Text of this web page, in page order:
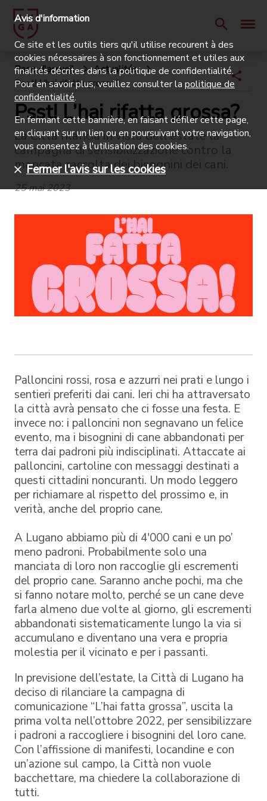
Page d'accueil
Actualités
Psst! L’hai rifatta grossa?
Psst! L’hai rifatta grossa?
La Città rilancia in vista dell'estate la
campagna di sensibilizzazione contro la
mancata raccolta dei bisognini dei cani.
25 mai 2023
Palloncini rossi, rosa e azzurri nei prati e lungo i
sentieri preferiti dai cani. Ieri chi ha attraversato
la città avrà pensato che ci fosse una festa. E
invece no: i palloncini non segnavano un felice
evento, ma i bisognini di cane abbandonati per
terra dai padroni più indisciplinati. Attaccate ai
palloncini, cartoline con messaggi destinati a
questi cittadini noncuranti. Un modo leggero
per richiamare al rispetto del prossimo e, in
verità, anche del proprio cane.
A Lugano abbiamo più di 4'000 cani e un po’
meno padroni. Probabilmente solo una
manciata di loro non raccoglie gli escrementi
del proprio cane. Saranno anche pochi, ma che
si fanno notare molto, perché se un cane deve
farla almeno due volte al giorno, gli escrementi
abbandonati sistematicamente lungo la via si
accumulano e diventano una vera e propria
molestia per il vicinato e per i passanti.
In previsione dell’estate, la Città di Lugano ha
deciso di rilanciare la campagna di
comunicazione “L’hai fatta grossa”, uscita la
prima volta nell’ottobre 2022, per sensibilizzare
i padroni a raccogliere i bisognini del loro cane.
Con l’affissione di manifesti, locandine e con
un’azione sul campo, la Città non vuole
bacchettare, ma chiedere la collaborazione di
tutti.
Avis d'information
Ce site et les outils tiers qu'il utilise recourent à des
cookies nécessaires à son fonctionnement et utiles aux
finalités décrites dans la politique de confidentialité.
Pour en savoir plus, veuillez consulter la politique de
confidentialité.
En fermant cette bannière, en faisant défiler cette page,
en cliquant sur un lien ou en poursuivant votre navigation,
vous consentez à l'utilisation des cookies.
Fermer l'avis sur les cookies